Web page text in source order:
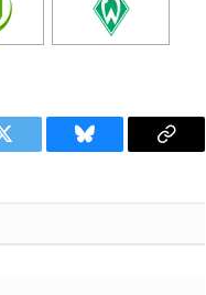
Twitter Bluesky
Copy